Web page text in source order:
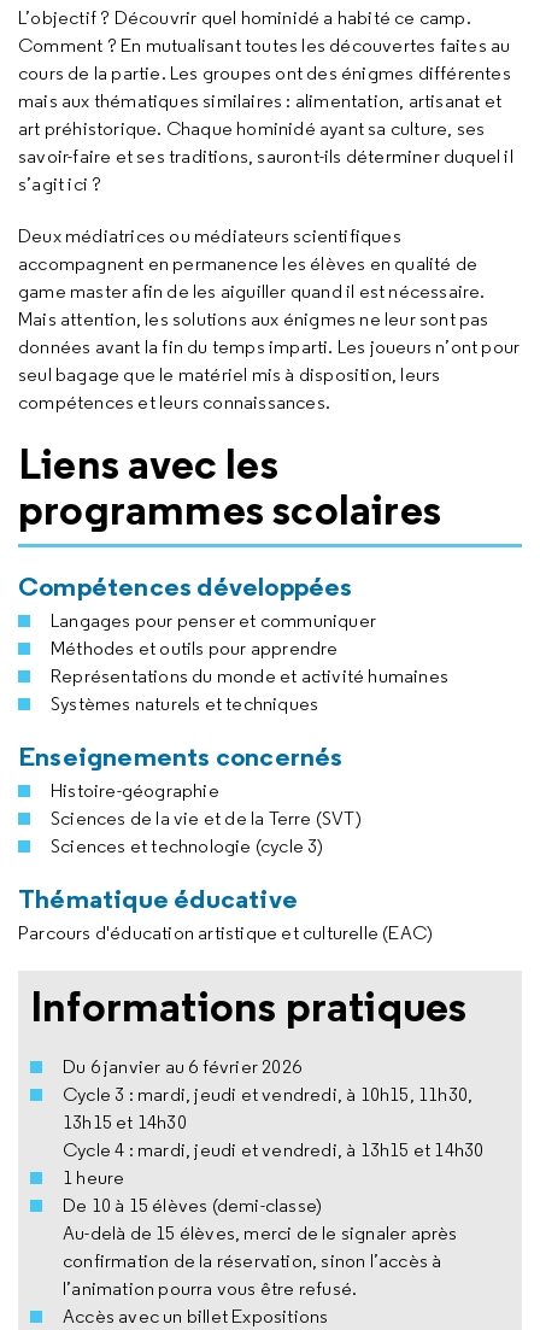
L’objectif ? Découvrir quel hominidé a habité ce camp.
Comment ? En mutualisant toutes les découvertes faites au
cours de la partie. Les groupes ont des énigmes différentes
mais aux thématiques similaires : alimentation, artisanat et
art préhistorique. Chaque hominidé ayant sa culture, ses
savoir-faire et ses traditions, sauront-ils déterminer duquel il
s’agit ici ?
Deux médiatrices ou médiateurs scientifiques
accompagnent en permanence les élèves en qualité de
game master afin de les aiguiller quand il est nécessaire.
Mais attention, les solutions aux énigmes ne leur sont pas
données avant la fin du temps imparti. Les joueurs n’ont pour
seul bagage que le matériel mis à disposition, leurs
compétences et leurs connaissances.
Liens avec les
programmes scolaires
Compétences développées
Langages pour penser et communiquer
Méthodes et outils pour apprendre
Représentations du monde et activité humaines
Systèmes naturels et techniques
Enseignements concernés
Histoire-géographie
Sciences de la vie et de la Terre (SVT)
Sciences et technologie (cycle 3)
Thématique éducative
Parcours d'éducation artistique et culturelle (EAC)
Informations pratiques
Du 6 janvier au 6 février 2026
Cycle 3 : mardi, jeudi et vendredi, à 10h15, 11h30,
13h15 et 14h30
Cycle 4 : mardi, jeudi et vendredi, à 13h15 et 14h30
1 heure
De 10 à 15 élèves (demi-classe)
Au-delà de 15 élèves, merci de le signaler après
confirmation de la réservation, sinon l’accès à
l’animation pourra vous être refusé.
Accès avec un billet Expositions